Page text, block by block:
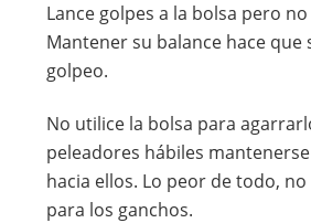
Lance golpes a la bolsa pero
Mantener su balance hace
golpeo.
No utilice la bolsa para
peleadores hábiles
hacia ellos. Lo peor de todo,
para los ganchos.